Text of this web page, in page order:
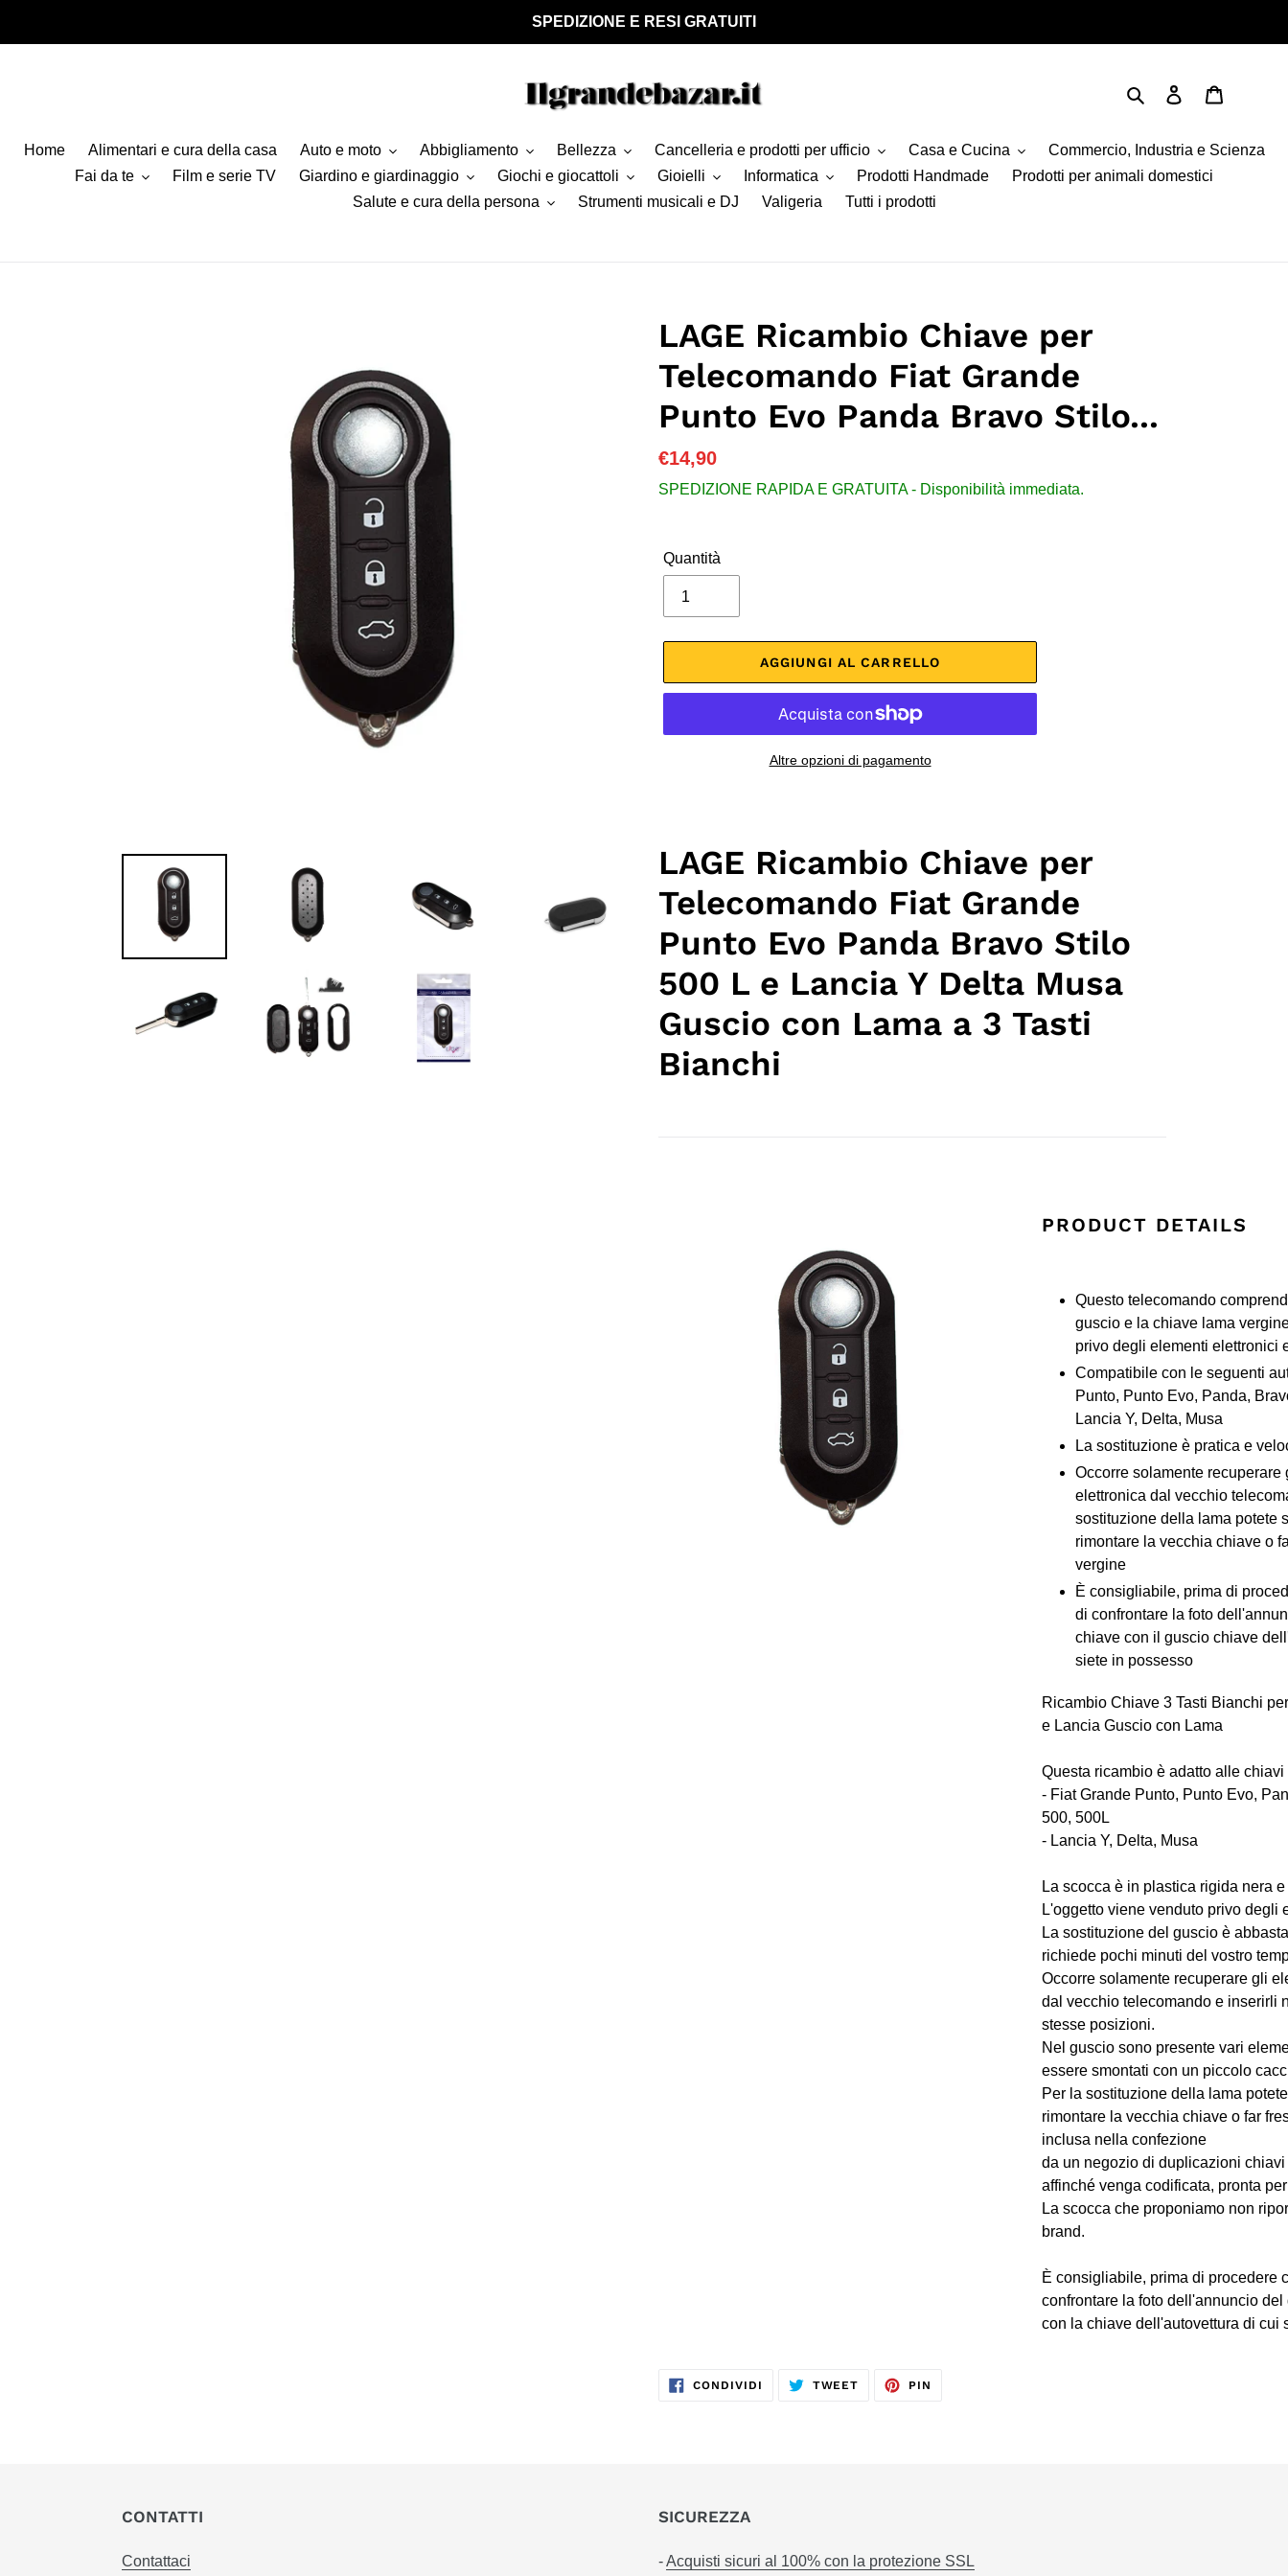
SPEDIZIONE E RESI GRATUITI
Cerca Accedi
Home Alimentari e cura della casa Auto e moto Abbigliamento Bellezza Cancelleria e prodotti per ufficio Casa e Cucina
Commercio, Industria e Scienza
Fai da te
Film e serie TV Giardino e giardinaggio Giochi e giocattoli Gioielli Informatica Prodotti Handmade
Prodotti per animali domestici
Salute e cura della persona
Strumenti musicali e DJ Valigeria Tutti i prodotti
LAGE Ricambio Chiave per
Telecomando Fiat Grande
Punto Evo Panda Bravo Stilo...
Prezzo
di
€14,90
SPEDIZIONE RAPIDA E GRATUITA - Disponibilità immediata.
Quantità
AGGIUNGI AL CARRELLO
Altre opzioni di pagamento
nel
carrello
LAGE Ricambio Chiave per
Telecomando Fiat Grande
Punto Evo Panda Bravo Stilo
500 L e Lancia Y Delta Musa
Guscio con Lama a 3 Tasti
Bianchi
PRODUCT DETAILS
Questo telecomando
guscio e la chiave lama
privo degli elementi elettronici
Compatibile con le seguenti
Punto, Punto Evo, Panda,
Lancia Y, Delta, Musa
La sostituzione è pratica e
Occorre solamente recuperare
elettronica dal vecchio
sostituzione della lama potete
rimontare la vecchia chiave o
vergine
È consigliabile, prima di
di confrontare la foto
chiave con il guscio chiave
siete in possesso
Ricambio Chiave 3 Tasti Bianchi
e Lancia Guscio con Lama
Questa ricambio è adatto alle
- Fiat Grande Punto, Punto Evo,
500, 500L
- Lancia Y, Delta, Musa
La scocca è in plastica rigida nera
L'oggetto viene venduto privo degli
La sostituzione del guscio è
richiede pochi minuti del vostro
Occorre solamente recuperare gli
dal vecchio telecomando e inserirli
stesse posizioni.
Nel guscio sono presente vari
essere smontati con un piccolo
Per la sostituzione della lama
rimontare la vecchia chiave o far
inclusa nella confezione
da un negozio di duplicazioni chiavi
affinché venga codificata, pronta
La scocca che proponiamo non
brand.
È consigliabile, prima di procedere
confrontare la foto dell'annuncio
con la chiave dell'autovettura di cui
CONDIVIDI CONDIVIDITWEET TWITTA PIN
CONTATTI
Contattaci
SICUREZZA
-Acquisti sicuri al 100% con la protezione SSL